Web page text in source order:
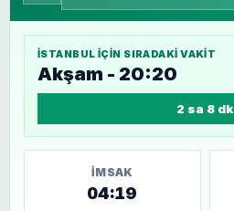
İSTANBUL IÇIN SIRADAKI VAKIT
Akşam - 20:20
2 sa 8 dk
İMSAK
04:19